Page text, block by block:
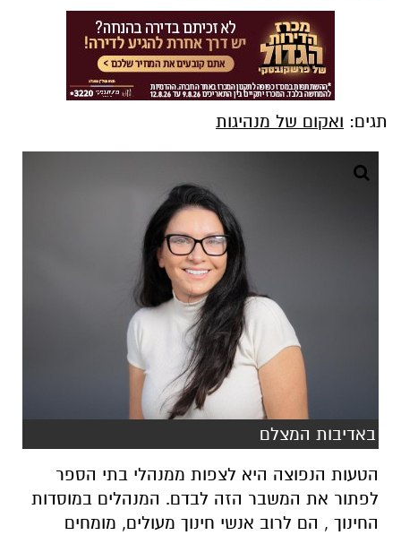
תגים: ואקום של מנהיגות
באדיבות המצלם
הטעות הנפוצה היא לצפות ממנהלי בתי הספר
לפתור את המשבר הזה לבדם. המנהלים במוסדות
החינוך , הם לרוב אנשי חינוך מעולים, מומחים